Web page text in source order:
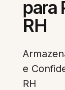
para
RH
e
RH